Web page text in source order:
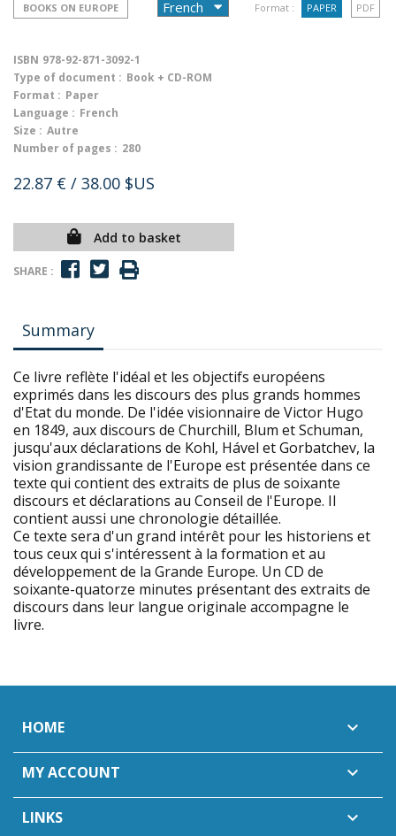
BOOKS ON EUROPE Format : PAPER PDF
ISBN 978-92-871-3092-1
Type of document : Book + CD-ROM
Format : Paper
Language : French
Size : Autre
Number of pages : 280
22.87 € / 38.00 $US
Add to basket
SHARE :
Summary
Ce livre reflète l'idéal et les objectifs européens
exprimés dans les discours des plus grands hommes
d'Etat du monde. De l'idée visionnaire de Victor Hugo
en 1849, aux discours de Churchill, Blum et Schuman,
jusqu'aux déclarations de Kohl, Hável et Gorbatchev, la
vision grandissante de l'Europe est présentée dans ce
texte qui contient des extraits de plus de soixante
discours et déclarations au Conseil de l'Europe. Il
contient aussi une chronologie détaillée.
Ce texte sera d'un grand intérêt pour les historiens et
tous ceux qui s'intéressent à la formation et au
développement de la Grande Europe. Un CD de
soixante-quatorze minutes présentant des extraits de
discours dans leur langue originale accompagne le
livre.
HOME 
MY ACCOUNT 
LINKS 